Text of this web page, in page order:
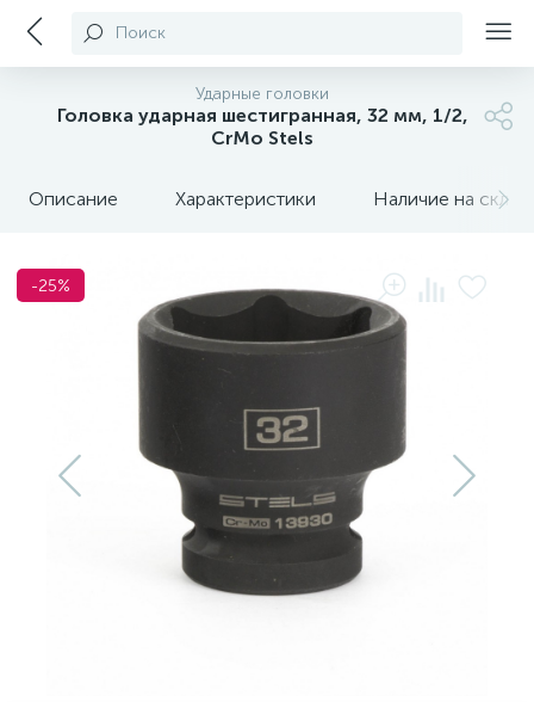
Поиск
Ударные головки
Головка ударная шестигранная, 32 мм, 1/2,
CrMo Stels
Описание Характеристики Наличие на
-25%